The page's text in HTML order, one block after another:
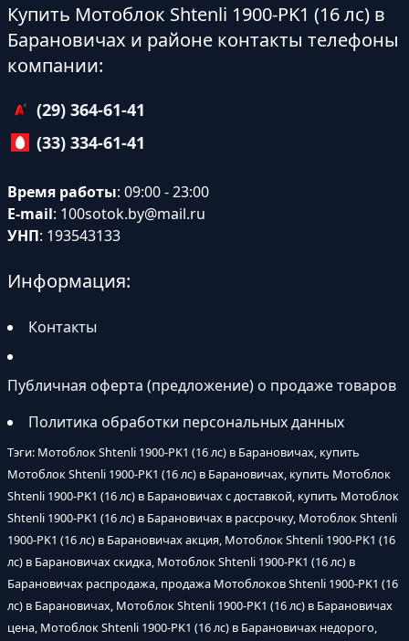
Купить Мотоблок Shtenli 1900-PK1 (16 лс) в
Барановичах и районе контакты телефоны
компании:
(29) 364-61-41
(33) 334-61-41
Время работы: 09:00 - 23:00
E-mail: 100sotok.by@mail.ru
УНП: 193543133
Информация:
Контакты
Публичная оферта (предложение) о продаже товаров
Политика обработки персональных данных
Тэги: Мотоблок Shtenli 1900-PK1 (16 лс) в Барановичах, купить
Мотоблок Shtenli 1900-PK1 (16 лс) в Барановичах, купить Мотоблок
Shtenli 1900-PK1 (16 лс) в Барановичах с доставкой, купить Мотоблок
Shtenli 1900-PK1 (16 лс) в Барановичах в рассрочку, Мотоблок Shtenli
1900-PK1 (16 лс) в Барановичах акция, Мотоблок Shtenli 1900-PK1 (16
лс) в Барановичах скидка, Мотоблок Shtenli 1900-PK1 (16 лс) в
Барановичах распродажа, продажа Мотоблоков Shtenli 1900-PK1 (16
лс) в Барановичах, Мотоблок Shtenli 1900-PK1 (16 лс) в Барановичах
цена, Мотоблок Shtenli 1900-PK1 (16 лс) в Барановичах недорого,